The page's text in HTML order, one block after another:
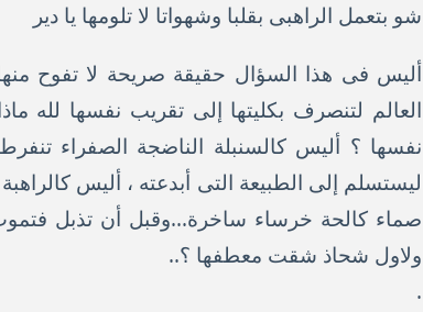
شو بتعمل الراهبى بقلبا وشهواتا لا تلومها يا دير
أليس فى هذا السؤال حقيقة صريحة لا تفوح منها
العالم لتنصرف بكليتها إلى تقريب نفسها لله
نفسها ؟ أليس كالسنبلة الناضجة الصفراء
ليستسلم إلى الطبيعة التى أبدعته ، أليس
صماء كالحة خرساء ساخرة...وقبل أن تذبل
ولاول شحاذ شقت معطفها ؟..
.